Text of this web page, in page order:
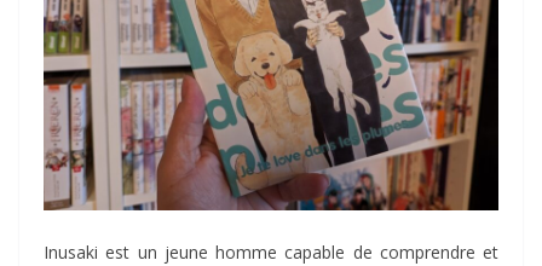
Inusaki est un jeune homme capable de comprendre et